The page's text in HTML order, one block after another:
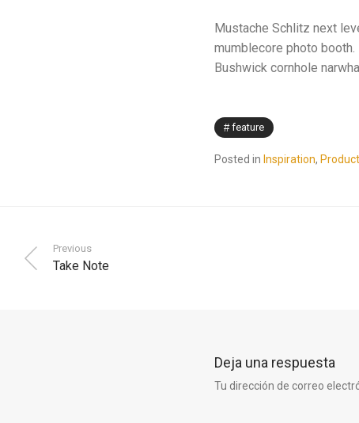
Mustache Schlitz next
mumblecore photo
Bushwick cornhole
feature
Posted in Inspiration,
Previous
Take Note
Deja una respuesta
Tu dirección de correo